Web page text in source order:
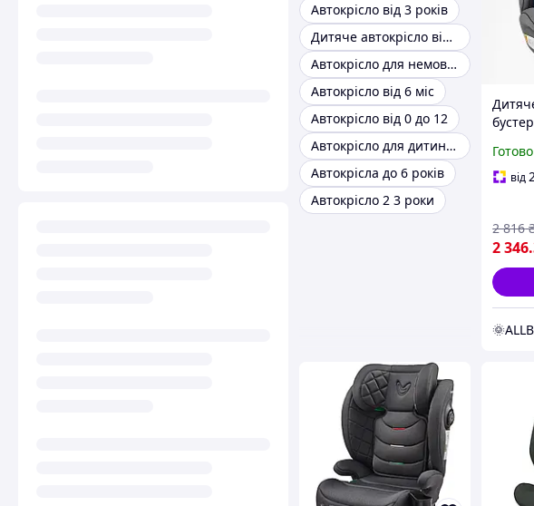
Автокрісло від 3 років
Дитяче автокрісло від 1 року
Автокрісло для немовляти
Автокрісло від 6 міс
Автокрісло від 0 до 12
Автокрісло для дитини 5 місяців
Автокрісла до 6 років
Автокрісло 2 3 роки
1/2/3,
кг від
2 346
2 816